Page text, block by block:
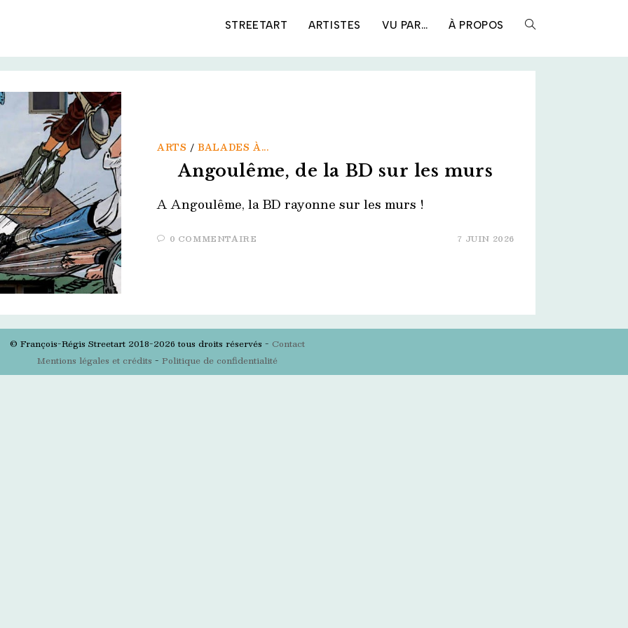
STREETART ARTISTES VU PAR… À PROPOS TOGGLE
ARTS /BALADES À...
Angoulême, de la BD sur les murs
A Angoulême, la BD rayonne sur les murs !
0 COMMENTAIRE 7 JUIN 2026
© François-Régis Streetart 2018-2026 tous droits réservés - Contact
Mentions légales et crédits - Politique de confidentialité